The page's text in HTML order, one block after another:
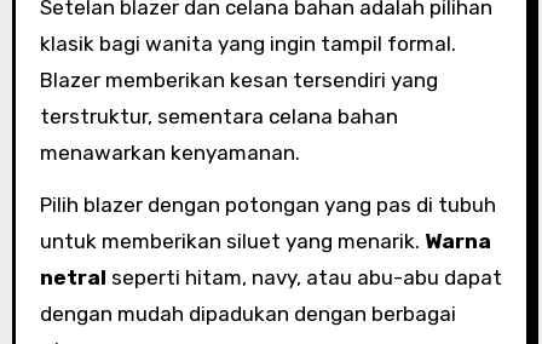
Setelan blazer dan celana bahan adalah pilihan
klasik bagi wanita yang ingin tampil formal.
Blazer memberikan kesan tersendiri yang
terstruktur, sementara celana bahan
menawarkan kenyamanan.
Pilih blazer dengan potongan yang pas di tubuh
untuk memberikan siluet yang menarik. Warna
netral seperti hitam, navy, atau abu-abu dapat
dengan mudah dipadukan dengan berbagai